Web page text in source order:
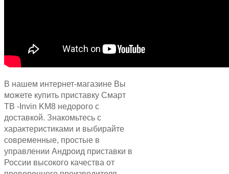
В нашем интернет-магазине Вы
можете купить приставку Смарт
ТВ -Invin KM8 недорого с
доставкой. Знакомьтесь с
характеристиками и выбирайте
современные, простые в
управлении Андроид приставки в
России высокого качества от